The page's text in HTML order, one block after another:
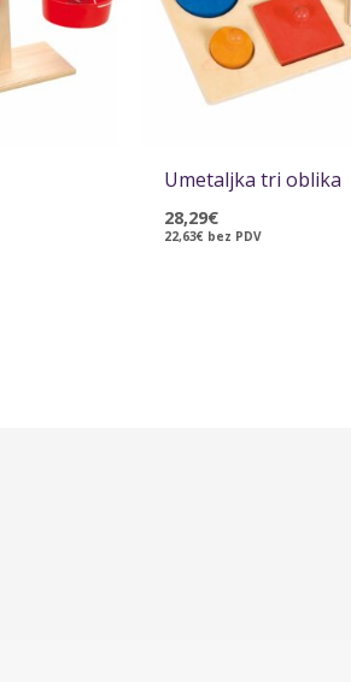
Umetaljka tri oblika
28,29€
22,63€ bez PDV